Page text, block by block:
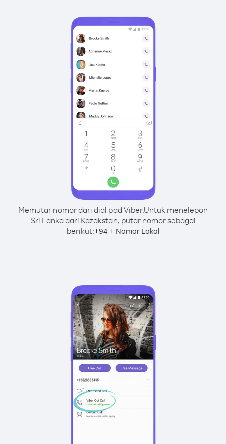
Memutar nomor dari dial pad Viber.Untuk menelepon
Sri Lanka dari Kazakstan, putar nomor sebagai
berikut:+94+ Nomor Lokal